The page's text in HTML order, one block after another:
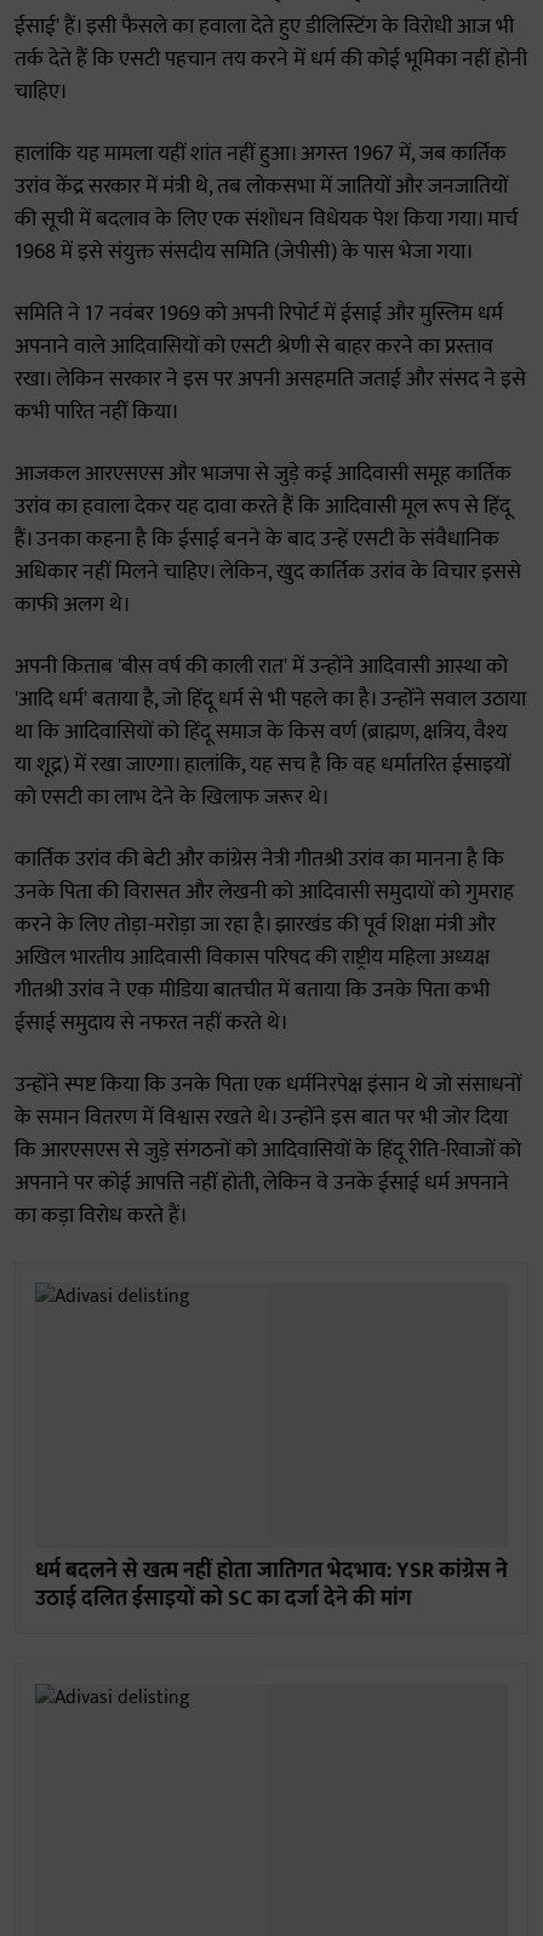
ईसाई' हैं। इसी फैसले का हवाला देते हुए डीलिस्टिंग के विरोधी आज भी
तर्क देते हैं कि एसटी पहचान तय करने में धर्म की कोई भूमिका नहीं होनी
चाहिए।
हालांकि यह मामला यहीं शांत नहीं हुआ। अगस्त 1967 में, जब कार्तिक
उरांव केंद्र सरकार में मंत्री थे, तब लोकसभा में जातियों और जनजातियों
की सूची में बदलाव के लिए एक संशोधन विधेयक पेश किया गया। मार्च
1968 में इसे संयुक्त संसदीय समिति (जेपीसी) के पास भेजा गया।
समिति ने 17 नवंबर 1969 को अपनी रिपोर्ट में ईसाई और मुस्लिम धर्म
अपनाने वाले आदिवासियों को एसटी श्रेणी से बाहर करने का प्रस्ताव
रखा। लेकिन सरकार ने इस पर अपनी असहमति जताई और संसद ने इसे
कभी पारित नहीं किया।
आजकल आरएसएस और भाजपा से जुड़े कई आदिवासी समूह कार्तिक
उरांव का हवाला देकर यह दावा करते हैं कि आदिवासी मूल रूप से हिंदू
हैं। उनका कहना है कि ईसाई बनने के बाद उन्हें एसटी के संवैधानिक
अधिकार नहीं मिलने चाहिए। लेकिन, खुद कार्तिक उरांव के विचार इससे
काफी अलग थे।
अपनी किताब 'बीस वर्ष की काली रात' में उन्होंने आदिवासी आस्था को
'आदि धर्म' बताया है, जो हिंदू धर्म से भी पहले का है। उन्होंने सवाल उठाया
था कि आदिवासियों को हिंदू समाज के किस वर्ण (ब्राह्मण, क्षत्रिय, वैश्य
या शूद्र) में रखा जाएगा। हालांकि, यह सच है कि वह धर्मांतरित ईसाइयों
को एसटी का लाभ देने के खिलाफ जरूर थे।
कार्तिक उरांव की बेटी और कांग्रेस नेत्री गीतश्री उरांव का मानना है कि
उनके पिता की विरासत और लेखनी को आदिवासी समुदायों को गुमराह
करने के लिए तोड़ा-मरोड़ा जा रहा है। झारखंड की पूर्व शिक्षा मंत्री और
अखिल भारतीय आदिवासी विकास परिषद की राष्ट्रीय महिला अध्यक्ष
गीतश्री उरांव ने एक मीडिया बातचीत में बताया कि उनके पिता कभी
ईसाई समुदाय से नफरत नहीं करते थे।
उन्होंने स्पष्ट किया कि उनके पिता एक धर्मनिरपेक्ष इंसान थे जो संसाधनों
के समान वितरण में विश्वास रखते थे। उन्होंने इस बात पर भी जोर दिया
कि आरएसएस से जुड़े संगठनों को आदिवासियों के हिंदू रीति-रिवाजों को
अपनाने पर कोई आपत्ति नहीं होती, लेकिन वे उनके ईसाई धर्म अपनाने
का कड़ा विरोध करते हैं।
धर्म बदलने से खत्म नहीं होता जातिगत भेदभाव: YSR कांग्रेस ने
उठाई दलित ईसाइयों को SC का दर्जा देने की मांग